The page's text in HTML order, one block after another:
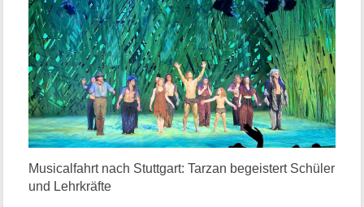
Musicalfahrt nach Stuttgart: Tarzan begeistert Schüler
und Lehrkräfte